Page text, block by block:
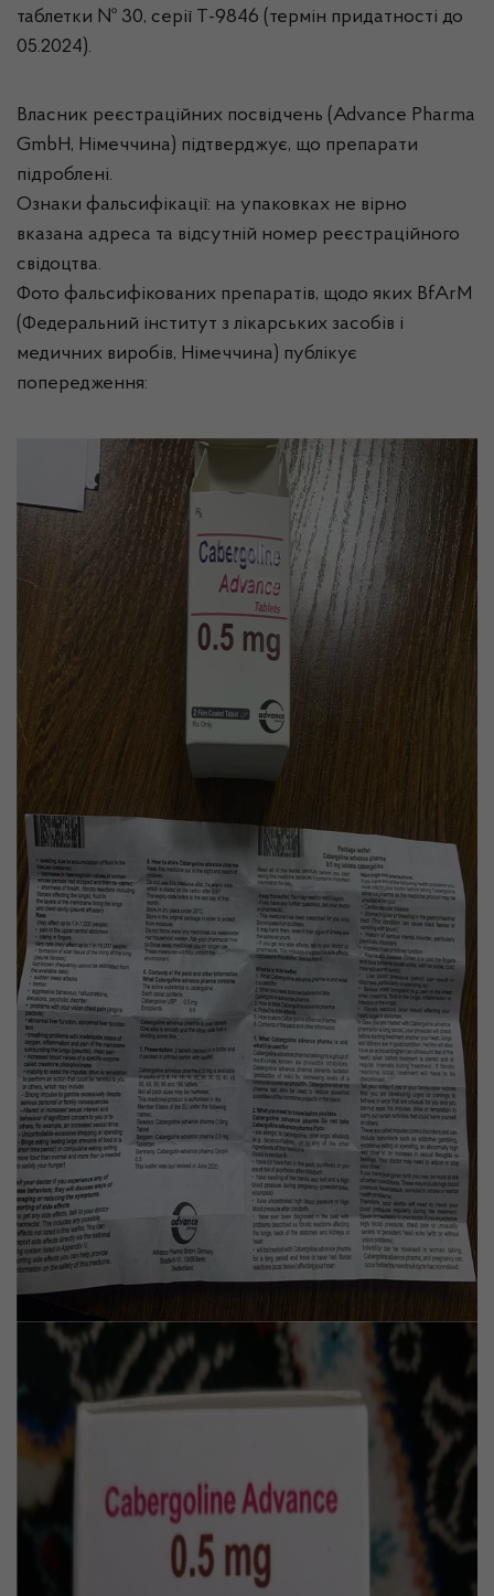
таблетки № 30, серії Т-9846 (термін придатності до
05.2024).
Власник реєстраційних посвідчень (Advance Pharma
GmbH, Німеччина) підтверджує, що препарати
підроблені.
Ознаки фальсифікації: на упаковках не вірно
вказана адреса та відсутній номер реєстраційного
свідоцтва.
Фото фальсифікованих препаратів, щодо яких BfArM
(Федеральний інститут з лікарських засобів і
медичних виробів, Німеччина) публікує
попередження: